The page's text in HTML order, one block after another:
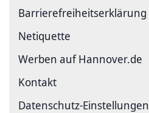
Barriere­freiheits­erklärung
Netiquette
Werben auf Hannover.de
Kontakt
Datenschutz-Einstellungen